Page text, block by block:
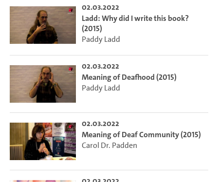
02.03.2022
Ladd: Why did I write this book?
(2015)
Paddy Ladd
02.03.2022
Meaning of Deafhood (2015)
Paddy Ladd
02.03.2022
Meaning of Deaf Community (2015)
Carol Dr. Padden